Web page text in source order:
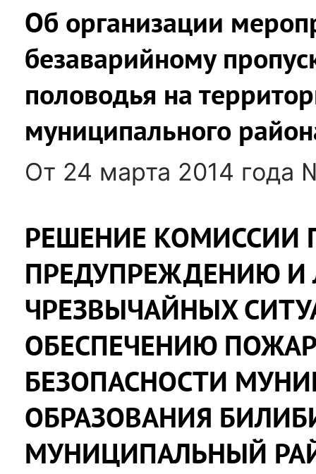
Об организации
безаварийному
половодья на
муниципального
От 24 марта 2014 года
РЕШЕНИЕ КОМИССИИ
ПРЕДУПРЕЖДЕНИЮ
ЧРЕЗВЫЧАЙНЫХ
ОБЕСПЕЧЕНИЮ
БЕЗОПАСНОСТИ
ОБРАЗОВАНИЯ
МУНИЦИПАЛЬНЫЙ